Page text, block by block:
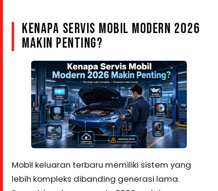
KENAPA SERVIS MOBIL MODERN 2026
MAKIN PENTING?
Mobil keluaran terbaru memiliki sistem yang
lebih kompleks dibanding generasi lama.